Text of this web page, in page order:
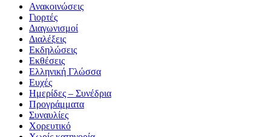
Ανακοινώσεις
Γιορτές
Διαγωνισμοί
Διαλέξεις
Εκδηλώσεις
Εκθέσεις
Ελληνική Γλώσσα
Ευχές
Ημερίδες – Συνέδρια
Προγράμματα
Συναυλίες
Χορευτικό